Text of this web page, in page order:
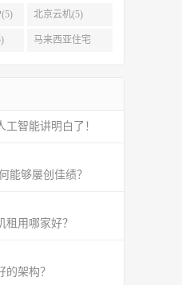
北京云机(5)
马来西亚住宅
智能讲明白了！
能够屡创佳绩？
用哪家好？
架构？